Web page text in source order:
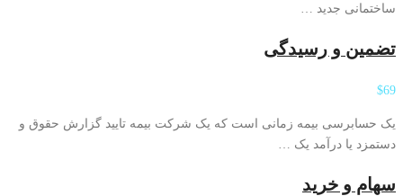
ساختمانی جدید …
تضمین و رسیدگی
$69
یک حسابرسی بیمه زمانی است که یک شرکت بیمه تایید گزارش حقوق و
دستمزد یا درآمد یک …
سهام و خرید